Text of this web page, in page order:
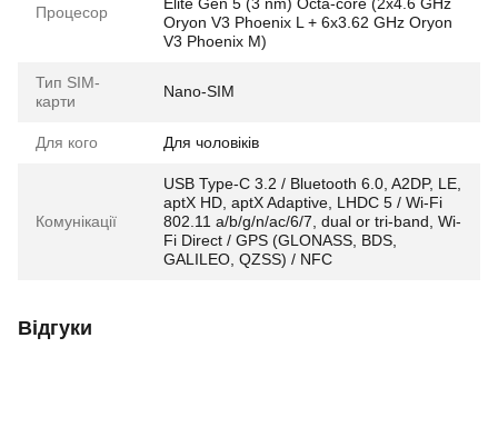
Процесор
Oryon V3 Phoenix L + 6x3.62 GHz Oryon
V3 Phoenix M)
Тип SIM-
карти
Nano-SIM
Для кого Для чоловіків
Комунікації
USB Type-C 3.2 / Bluetooth 6.0, A2DP, LE,
aptX HD, aptX Adaptive, LHDC 5 / Wi-Fi
802.11 a/b/g/n/ac/6/7, dual or tri-band, Wi-
Fi Direct / GPS (GLONASS, BDS,
GALILEO, QZSS) / NFC
Відгуки